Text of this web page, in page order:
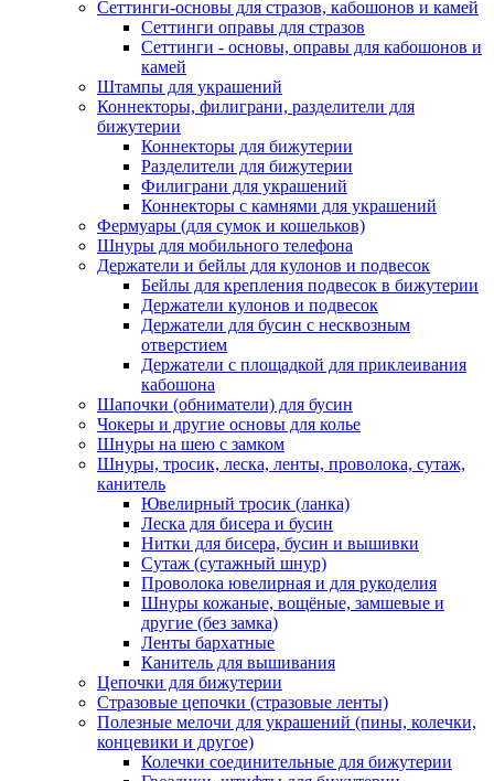
Сеттинги-основы для стразов, кабошонов и камей
Сеттинги оправы для стразов
Сеттинги - основы, оправы для кабошонов и
камей
Штампы для украшений
Коннекторы, филиграни, разделители для
бижутерии
Коннекторы для бижутерии
Разделители для бижутерии
Филиграни для украшений
Коннекторы с камнями для украшений
Фермуары (для сумок и кошельков)
Шнуры для мобильного телефона
Держатели и бейлы для кулонов и подвесок
Бейлы для крепления подвесок в бижутерии
Держатели кулонов и подвесок
Держатели для бусин с несквозным
отверстием
Держатели с площадкой для приклеивания
кабошона
Шапочки (обниматели) для бусин
Чокеры и другие основы для колье
Шнуры на шею с замком
Шнуры, тросик, леска, ленты, проволока, сутаж,
канитель
Ювелирный тросик (ланка)
Леска для бисера и бусин
Нитки для бисера, бусин и вышивки
Сутаж (сутажный шнур)
Проволока ювелирная и для рукоделия
Шнуры кожаные, вощёные, замшевые и
другие (без замка)
Ленты бархатные
Канитель для вышивания
Цепочки для бижутерии
Стразовые цепочки (стразовые ленты)
Полезные мелочи для украшений (пины, колечки,
концевики и другое)
Колечки соединительные для бижутерии